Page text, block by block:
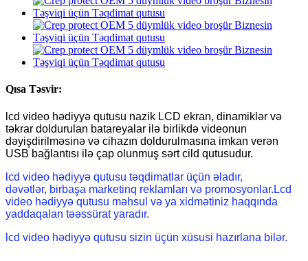
Qısa Təsvir:
lcd video hədiyyə qutusu nazik LCD ekran, dinamiklər və
təkrar doldurulan batareyalar ilə birlikdə videonun
dəyişdirilməsinə və cihazın doldurulmasına imkan verən
USB bağlantısı ilə çap olunmuş sərt cild qutusudur.
lcd video hədiyyə qutusu təqdimatlar üçün əladır,
dəvətlər, birbaşa marketinq reklamları və promosyonlar.Lcd
video hədiyyə qutusu məhsul və ya xidmətiniz haqqında
yaddaqalan təəssürat yaradır.
lcd video hədiyyə qutusu sizin üçün xüsusi hazırlana bilər.